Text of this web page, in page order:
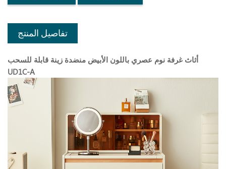
تفاصيل المنتج
أثاث غرفة نوم عصري باللون الأبيض منضدة زينة قابلة للسحب
UD1C-A